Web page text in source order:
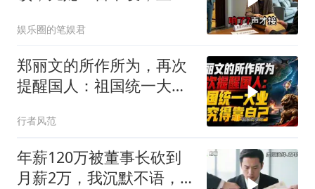
娱乐圈的笔娱君
郑丽文的所作所为，再次
提醒国人：祖国统一大
行者风范
年薪120万被董事长砍到
月薪2万，我沉默不语，